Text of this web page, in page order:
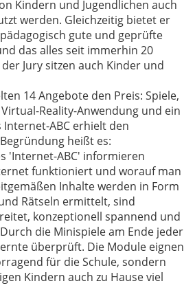
Kindern und Jugendlichen auch
werden. Gleichzeitig bietet er
gute und geprüfte
das alles seit immerhin 20
Jury sitzen auch Kinder und
14 Angebote den Preis: Spiele,
Reality-Anwendung und ein
Internet-ABC erhielt den
heißt es:
'Internet-ABC' informieren
funktioniert und worauf man
Inhalte werden in Form
Rätseln ermittelt, sind
konzeptionell spannend und
die Minispiele am Ende jeder
überprüft. Die Module eignen
für die Schule, sondern
Kindern auch zu Hause viel